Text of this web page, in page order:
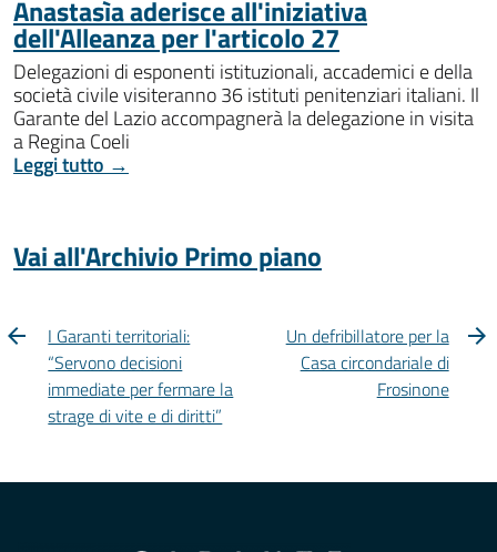
Anastasìa aderisce all'iniziativa
dell'Alleanza per l'articolo 27
Delegazioni di esponenti istituzionali, accademici e della
società civile visiteranno 36 istituti penitenziari italiani. Il
Garante del Lazio accompagnerà la delegazione in visita
a Regina Coeli
Leggi tutto →
Vai all'Archivio Primo piano
I Garanti territoriali:
“Servono decisioni
immediate per fermare la
strage di vite e di diritti”
Un defribillatore per la
Casa circondariale di
Frosinone